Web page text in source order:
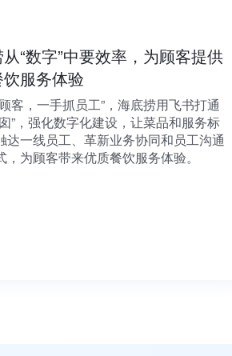
捞从“数字”中要效率，为顾客
餐饮服务体验
手抓顾客，一手抓员工”，海底捞用飞书
统烟囱”，强化数字化建设，让菜品和服
准触达一线员工、革新业务协同和员工
方式，为顾客带来优质餐饮服务体验。